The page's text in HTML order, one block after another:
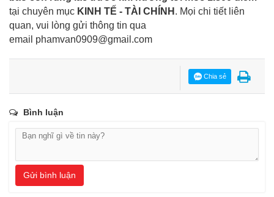
tại chuyên mục KINH TẾ - TÀI CHÍNH . Mọi chi tiết liên
quan, vui lòng gửi thông tin qua
email phamvan0909@gmail.com
Chia sẻ
Bình luận
Gửi bình luận